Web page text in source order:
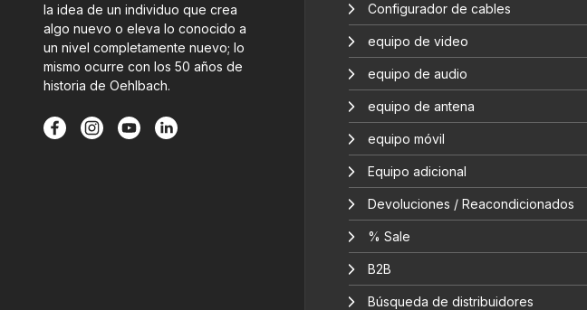
la idea de un individuo que crea
algo nuevo o eleva lo conocido a
un nivel completamente nuevo; lo
mismo ocurre con los 50 años de
historia de Oehlbach.
Configurador de cables
equipo de video
equipo de audio
equipo de antena
equipo móvil
Equipo adicional
Devoluciones / Reacondicionados
% Sale
B2B
Búsqueda de distribuidores